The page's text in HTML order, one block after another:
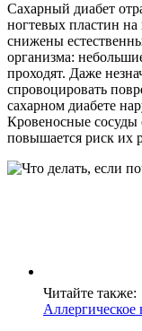
Сахарный диабет
ногтевых пластин
снижены
организма:
проходят. Даже
спровоцировать
сахарном диабете
Кровеносные сосуды
повышается риск их
Читайте также:
Аллергическое